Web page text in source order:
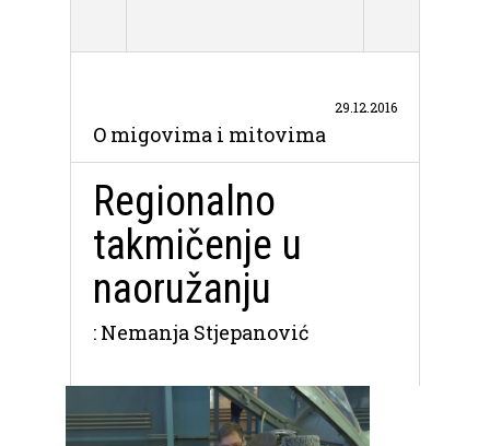
O migovima i mitovima
29.12.2016
Regionalno
takmičenje u
naoružanju
: Nemanja Stjepanović